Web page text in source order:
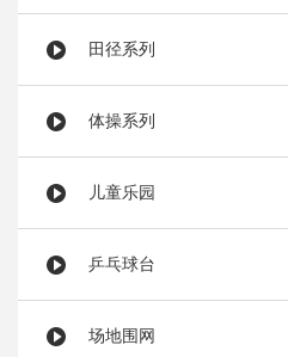
田径系列
体操系列
儿童乐园
乒乓球台
场地围网